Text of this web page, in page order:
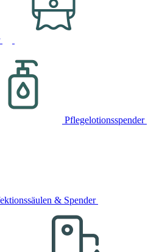
Pflegelotionsspender
& Spender